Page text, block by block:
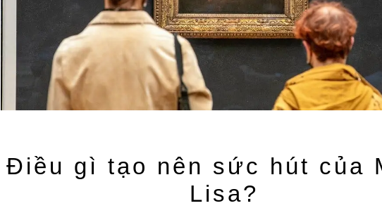
Điều gì tạo nên sức hút của
Lisa?